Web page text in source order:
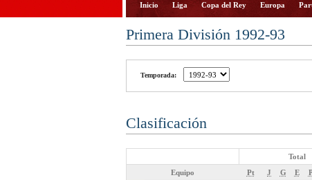
Inicio Liga Copa del Rey Europa
Primera División 1992-93
Temporada:
Clasificación
Total
Equipo
Pt J G E